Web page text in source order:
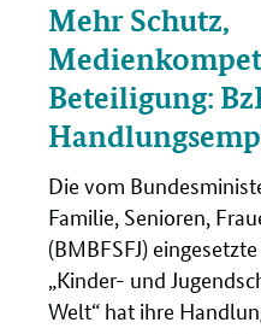
Mehr Schutz,
Beteiligung:
Die vom
Familie, Senioren,
(BMBFSFJ)
„Kinder- und
Welt“ hat ihre